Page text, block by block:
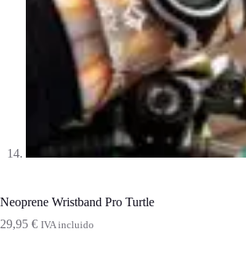
Neoprene Wristband Pro Turtle
29,95 € IVA incluido